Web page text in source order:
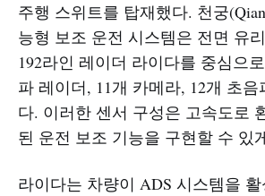
주행 스위트를 탑재했다. 천궁
능형 보조 운전 시스템은 전면 유
192라인 레이더 라이다를 중심으
파 레이더, 11개 카메라, 12개 초
다. 이러한 센서 구성은 고속도로
된 운전 보조 기능을 구현할 수 있
라이다는 차량이 ADS 시스템을